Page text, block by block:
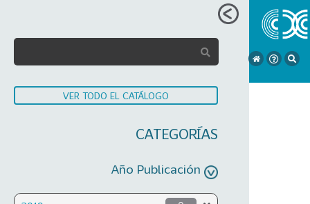
VER TODO EL CATÁLOGO
CATEGORÍAS
Año Publicación